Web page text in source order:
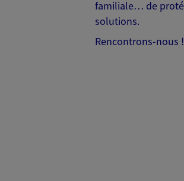
familiale… de
solutions.
Rencontrons-nous !